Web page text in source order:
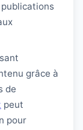
grâce à
de
peut
pour